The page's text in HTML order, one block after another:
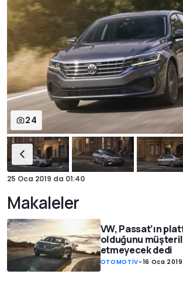
24
25 Oca 2019 da 01:40
Makaleler
VW, Passat’ın
olduğunu
etmeyecek dedi
OTOMOTİV-16 Oca 2019